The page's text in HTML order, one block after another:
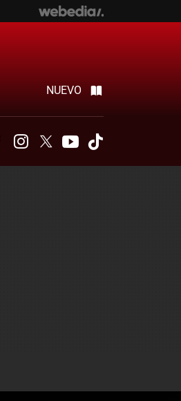
NUEVO
FacebookInstagram
Twitter Youtube